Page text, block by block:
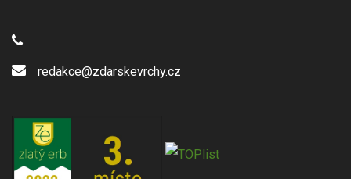
redakce@zdarskevrchy.cz